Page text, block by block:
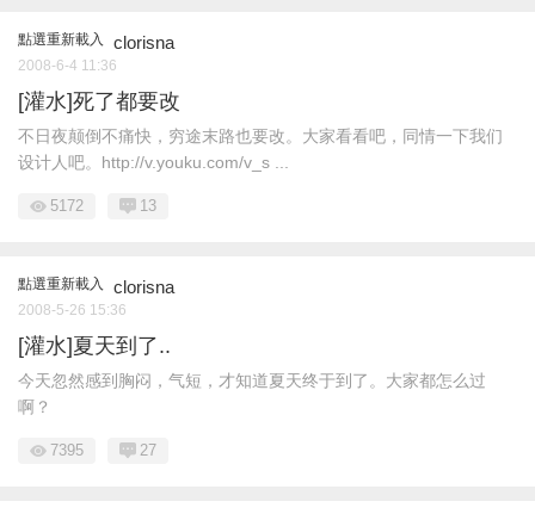
點選重新載入 clorisna
2008-6-4 11:36
[灌水]死了都要改
不日夜颠倒不痛快，穷途末路也要改。大家看看吧，同情一下我们
设计人吧。http://v.youku.com/v_s ...
5172 13
點選重新載入 clorisna
2008-5-26 15:36
[灌水]夏天到了..
今天忽然感到胸闷，气短，才知道夏天终于到了。大家都怎么过
啊？
7395 27